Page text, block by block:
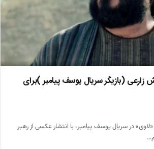
(بازیگر سریال یوسف پیامبر )برای
در سریال یوسف پیامبر، با انتشار عکسی از رهبر